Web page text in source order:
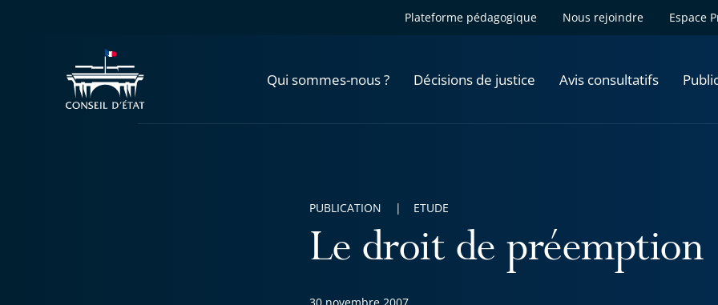
Plateforme pédagogique Nous rejoindre Espace
Qui sommes-nous ? Décisions de justice Avis consultatifs
Le droit de préemption
PUBLICATION ETUDE